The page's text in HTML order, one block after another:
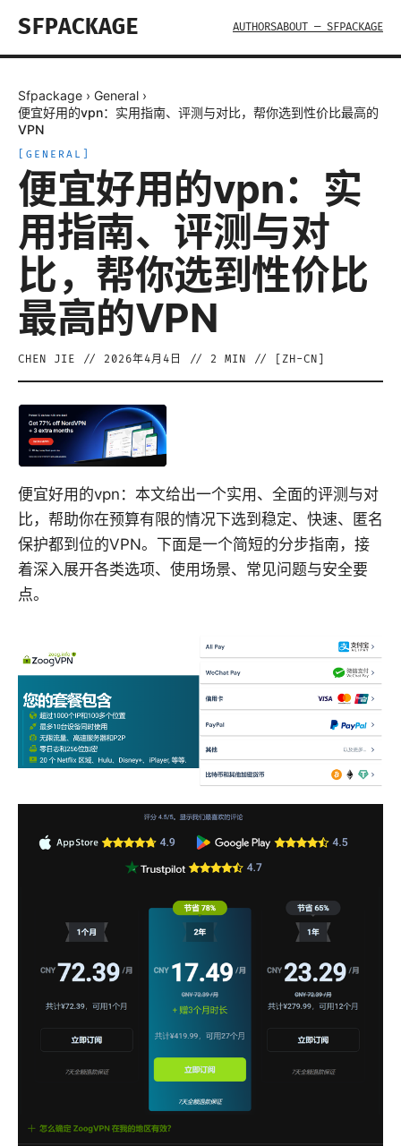
SFPACKAGE AUTHORSABOUT — SFPACKAGE
Sfpackage › General ›
便宜好用的vpn：实用指南、评测与对比，帮你选到性价比最高的
VPN
GENERAL
便宜好用的vpn：实
用指南、评测与对
比，帮你选到性价比
最高的VPN
CHEN JIE // 2026年4月4日 // 2 MIN // [ ZH-CN
便宜好用的vpn：本文给出一个实用、全面的评测与对
比，帮助你在预算有限的情况下选到稳定、快速、匿名
保护都到位的VPN。下面是一个简短的分步指南，接
着深入展开各类选项、使用场景、常见问题与安全要
点。